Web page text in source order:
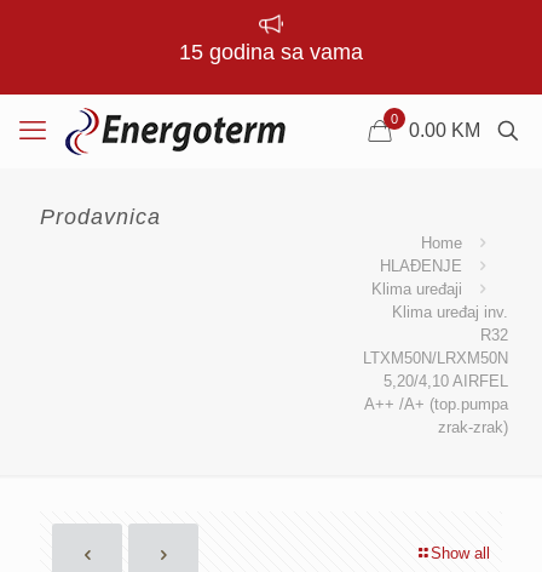
15 godina sa vama
0
0.00 KM
Prodavnica
Home
HLAĐENJE
Klima uređaji
Klima uređaj inv.
R32
LTXM50N/LRXM50N
5,20/4,10 AIRFEL
A++ /A+ (top.pumpa
zrak-zrak)
Show all